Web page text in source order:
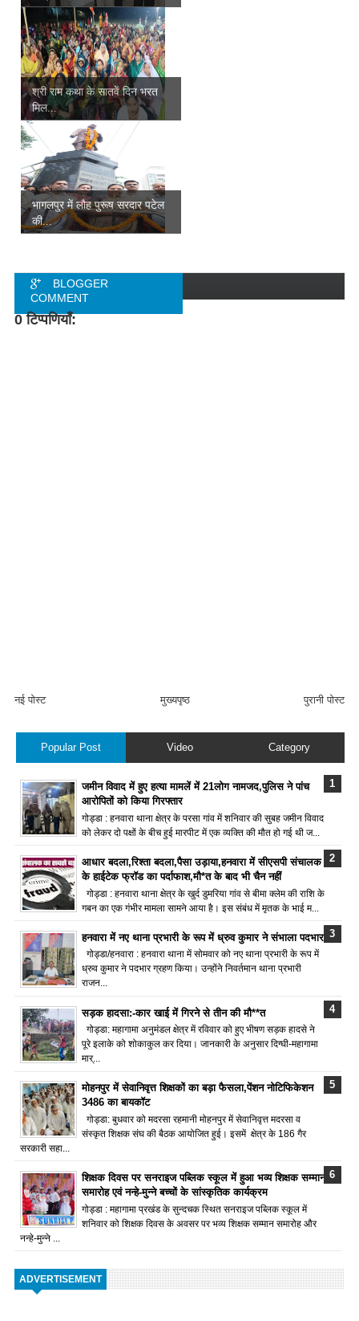
श्री राम कथा के सातवें दिन भरत
मिल...
भागलपुर में लौह पुरूष सरदार पटेल
की...
BLOGGER
COMMENT
0 टिप्पणियाँ:
नई पोस्ट पुरानी पोस्ट
मुख्यपृष्ठ
Popular Post Video Category
जमीन विवाद में हुए हत्या मामलें में 21लोग नामजद,पुलिस ने पांच
आरोपितों को किया गिरफ्तार
गोड्डा : हनवारा थाना क्षेत्र के परसा गांव में शनिवार की सुबह जमीन विवाद
को लेकर दो पक्षों के बीच हुई मारपीट में एक व्यक्ति की मौत हो गई थी ज...
आधार बदला,रिश्ता बदला,पैसा उड़ाया,हनवारा में सीएसपी संचालक
के हाईटेक फ्रॉड का पर्दाफाश,मौ*त के बाद भी चैन नहीं
गोड्डा : हनवारा थाना क्षेत्र के खुर्द डुमरिया गांव से बीमा क्लेम की राशि के
गबन का एक गंभीर मामला सामने आया है। इस संबंध में मृतक के भाई म...
हनवारा में नए थाना प्रभारी के रूप में ध्रुव कुमार ने संभाला पदभार
गोड्डा/हनवारा : हनवारा थाना में सोमवार को नए थाना प्रभारी के रूप में
ध्रुव कुमार ने पदभार ग्रहण किया। उन्होंने निवर्तमान थाना प्रभारी
राजन...
सड़क हादसा:-कार खाई में गिरने से तीन की मौ**त
गोड्डा: महागामा अनुमंडल क्षेत्र में रविवार को हुए भीषण सड़क हादसे ने
पूरे इलाके को शोकाकुल कर दिया। जानकारी के अनुसार दिग्घी-महागामा
मार्...
मोहनपुर में सेवानिवृत्त शिक्षकों का बड़ा फैसला,पेंशन नोटिफिकेशन
3486 का बायकॉट
गोड्डा: बुधवार को मदरसा रहमानी मोहनपुर में सेवानिवृत्त मदरसा व
संस्कृत शिक्षक संघ की बैठक आयोजित हुई। इसमें क्षेत्र के 186 गैर
सरकारी सहा...
शिक्षक दिवस पर सनराइज पब्लिक स्कूल में हुआ भव्य शिक्षक सम्मान
समारोह एवं नन्हे-मुन्ने बच्चों के सांस्कृतिक कार्यक्रम
गोड्डा : महागामा प्रखंड के सुन्दचक स्थित सनराइज पब्लिक स्कूल में
शनिवार को शिक्षक दिवस के अवसर पर भव्य शिक्षक सम्मान समारोह और
नन्हे-मुन्ने ...
ADVERTISEMENT